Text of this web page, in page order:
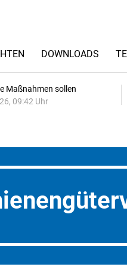
DOWNLOADS
Maßnahmen sollen
09:42 Uhr